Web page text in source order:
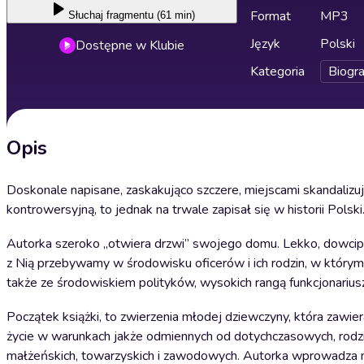
Słuchaj fragmentu (61 min)
Dostępne w Klubie
Format
MP3
Język
Polski
Kategoria
Opis
Doskonale napisane, zaskakująco szczere, miejscami
kontrowersyjną, to jednak na trwale zapisał się w historii Polski.
Autorka szeroko „otwiera drzwi” swojego domu. Lekko,
z Nią przebywamy w środowisku oficerów i ich rodzin, w
także ze środowiskiem polityków, wysokich rangą
Początek książki, to zwierzenia młodej dziewczyny, która
życie w warunkach jakże odmiennych od dotychczasowych,
małżeńskich, towarzyskich i zawodowych. Autorka